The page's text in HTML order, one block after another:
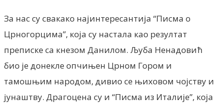
За нас су свакако најинтересантија “Писма о
Црногорцима”, која су настала као резултат
преписке са кнезом Данилом. Љуба Ненадовић
био је донекле опчињен Црном Гором и
тамошњим народом, дивио се њиховом чојству и
јунаштву. Драгоцена су и “Писма из Италије”, која